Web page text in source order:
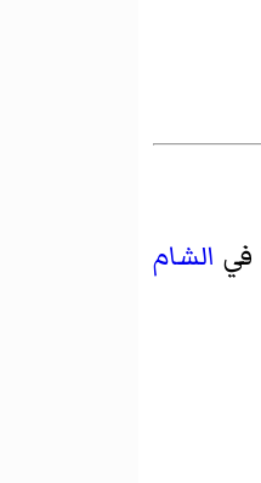
في الشام